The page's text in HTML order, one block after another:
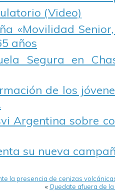
(Video)
«Movilidad
años
Segura en
de los
Argentina sobre
su nueva
la presencia de cenizas
« Quedate afuera de